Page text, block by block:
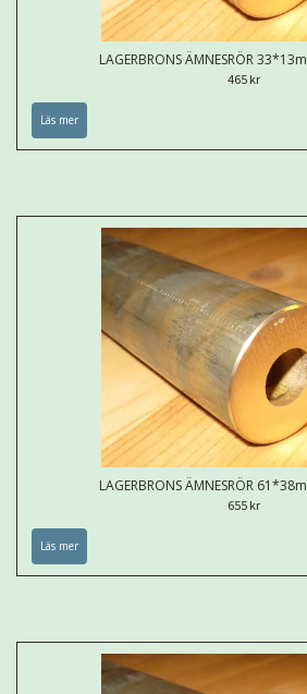
LAGERBRONS ÄMNESRÖR
465 kr
Läs mer
LAGERBRONS ÄMNESRÖR
655 kr
Läs mer